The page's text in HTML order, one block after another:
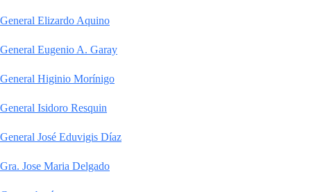
General Elizardo Aquino
General Eugenio A. Garay
General Higinio Morínigo
General Isidoro Resquin
General José Eduvigis Díaz
Gra. Jose Maria Delgado